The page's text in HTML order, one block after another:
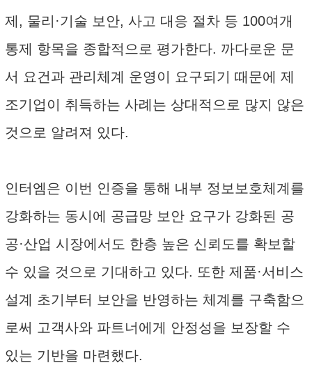
제, 물리·기술 보안, 사고 대응 절차 등 100여개
통제 항목을 종합적으로 평가한다. 까다로운 문
서 요건과 관리체계 운영이 요구되기 때문에 제
조기업이 취득하는 사례는 상대적으로 많지 않은
것으로 알려져 있다.
인터엠은 이번 인증을 통해 내부 정보보호체계를
강화하는 동시에 공급망 보안 요구가 강화된 공
공·산업 시장에서도 한층 높은 신뢰도를 확보할
수 있을 것으로 기대하고 있다. 또한 제품·서비스
설계 초기부터 보안을 반영하는 체계를 구축함으
로써 고객사와 파트너에게 안정성을 보장할 수
있는 기반을 마련했다.